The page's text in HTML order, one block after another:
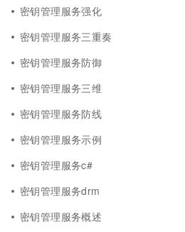
密钥管理服务强化
密钥管理服务三重奏
密钥管理服务防御
密钥管理服务三维
密钥管理服务防线
密钥管理服务示例
密钥管理服务c#
密钥管理服务drm
密钥管理服务概述